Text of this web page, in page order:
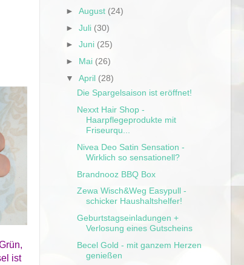
ist
►August (24)
►Juli (30)
►Juni (25)
► Mai (26)
▼April (28)
Die Spargelsaison ist eröffnet!
Nexxt Hair Shop -
Haarpflegeprodukte mit
Friseurqu...
Nivea Deo Satin Sensation -
Wirklich so sensationell?
Brandnooz BBQ Box
Zewa Wisch&Weg Easypull -
schicker Haushaltshelfer!
Geburtstagseinladungen +
Verlosung eines Gutscheins
Becel Gold - mit ganzem Herzen
genießen